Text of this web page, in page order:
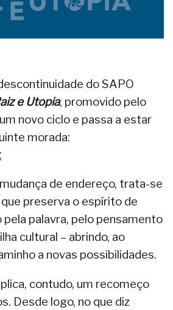
do SAPO
e Utopia, promovido pelo
novo ciclo e passa a estar
morada:
de endereço, trata-se
preserva o espírito de
palavra, pelo pensamento
cultural – abrindo, ao
a novas possibilidades.
contudo, um recomeço
Desde logo, no que diz